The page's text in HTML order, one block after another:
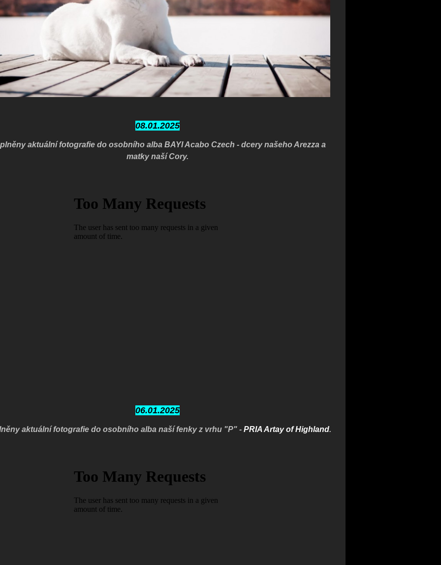
08.01.2025
aktuální fotografie do osobního alba BAYI Acabo Czech - dcery našeho Arezza a
matky naší Cory.
06.01.2025
aktuální fotografie do osobního alba naší fenky z vrhu "P" - PRIA Artay of Highland.